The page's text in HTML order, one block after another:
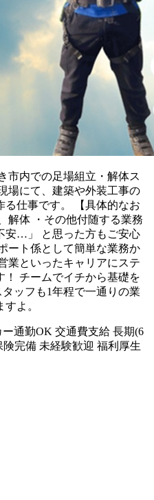
市内での足場組立・解体ス
場にて、建築や外装工事の
仕事です。 【具体的なお
解体 ・その他付随する業務
安…」 と思った方もご安心
ート係として簡単な業務か
業といったキャリアにステ
！ チームでイチから基礎を
ッフも1年程で一通りの業
よ。
ー通勤OK 交通費支給 長期(6
険完備 未経験歓迎 福利厚生